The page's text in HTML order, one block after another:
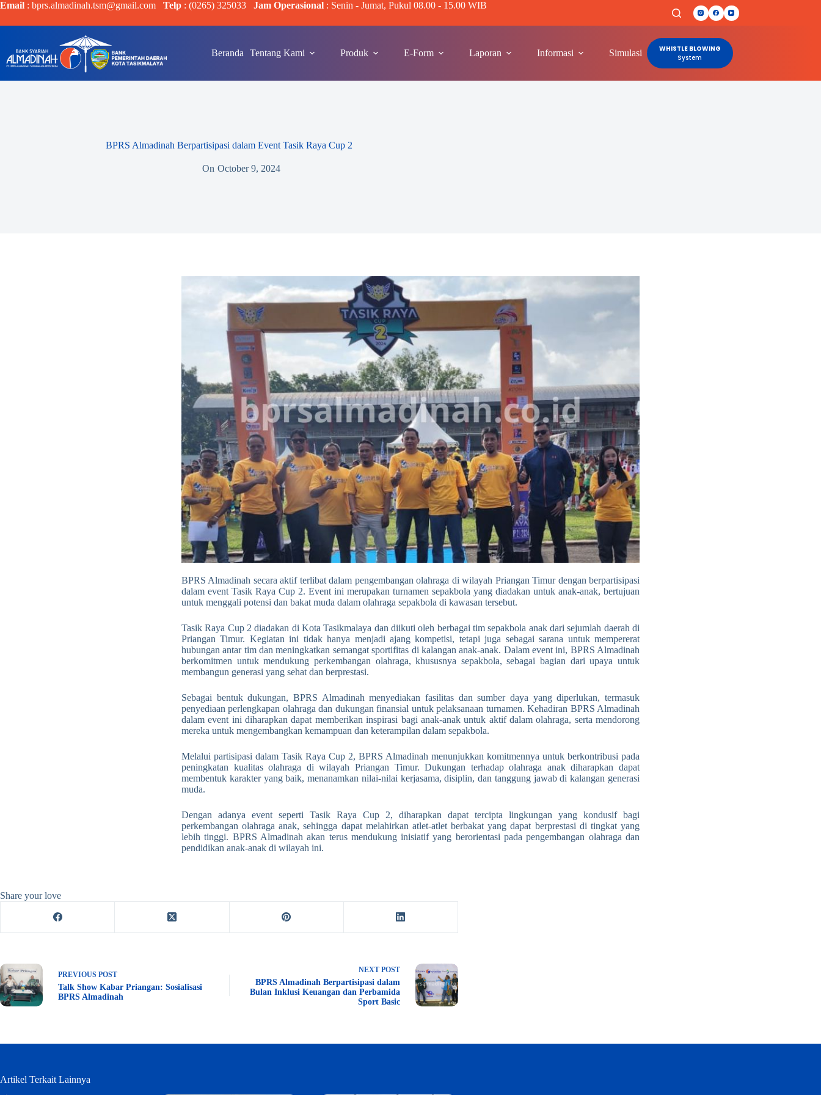
Email : bprs.almadinah.tsm@gmail.com Telp : (0265) 325033 Jam Operasional : Senin - Jumat, Pukul 08.00 - 15.00 WIB
Beranda Tentang Kami Produk E-Form Laporan Informasi Simulasi Lainnya
WHISTLE BLOWING
System
BPRS Almadinah Berpartisipasi dalam Event Tasik Raya Cup 2
On October 9, 2024
BPRS Almadinah secara aktif terlibat dalam pengembangan olahraga di wilayah Priangan Timur dengan berpartisipasi
dalam event Tasik Raya Cup 2. Event ini merupakan turnamen sepakbola yang diadakan untuk anak-anak, bertujuan
untuk menggali potensi dan bakat muda dalam olahraga sepakbola di kawasan tersebut.
Tasik Raya Cup 2 diadakan di Kota Tasikmalaya dan diikuti oleh berbagai tim sepakbola anak dari sejumlah daerah di
Priangan Timur. Kegiatan ini tidak hanya menjadi ajang kompetisi, tetapi juga sebagai sarana untuk mempererat
hubungan antar tim dan meningkatkan semangat sportifitas di kalangan anak-anak. Dalam event ini, BPRS Almadinah
berkomitmen untuk mendukung perkembangan olahraga, khususnya sepakbola, sebagai bagian dari upaya untuk
membangun generasi yang sehat dan berprestasi.
Sebagai bentuk dukungan, BPRS Almadinah menyediakan fasilitas dan sumber daya yang diperlukan, termasuk
penyediaan perlengkapan olahraga dan dukungan finansial untuk pelaksanaan turnamen. Kehadiran BPRS Almadinah
dalam event ini diharapkan dapat memberikan inspirasi bagi anak-anak untuk aktif dalam olahraga, serta mendorong
mereka untuk mengembangkan kemampuan dan keterampilan dalam sepakbola.
Melalui partisipasi dalam Tasik Raya Cup 2, BPRS Almadinah menunjukkan komitmennya untuk berkontribusi pada
peningkatan kualitas olahraga di wilayah Priangan Timur. Dukungan terhadap olahraga anak diharapkan dapat
membentuk karakter yang baik, menanamkan nilai-nilai kerjasama, disiplin, dan tanggung jawab di kalangan generasi
muda.
Dengan adanya event seperti Tasik Raya Cup 2, diharapkan dapat tercipta lingkungan yang kondusif bagi
perkembangan olahraga anak, sehingga dapat melahirkan atlet-atlet berbakat yang dapat berprestasi di tingkat yang
lebih tinggi. BPRS Almadinah akan terus mendukung inisiatif yang berorientasi pada pengembangan olahraga dan
pendidikan anak-anak di wilayah ini.
Share your love
PREVIOUS POST
Talk Show Kabar Priangan: Sosialisasi
BPRS Almadinah
NEXT POST
BPRS Almadinah Berpartisipasi dalam
Bulan Inklusi Keuangan dan Perbamida
Sport Basic
Artikel Terkait Lainnya